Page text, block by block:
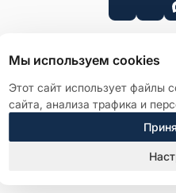
Лицензионное соглашение
Политика в отношении обработки
© 2026 АО «Р7». Все права
Мы используем cookies
Этот сайт использует файлы
сайта, анализа трафика и